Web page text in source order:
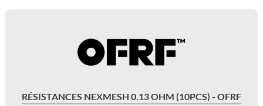
RÉSISTANCES NEXMESH 0.13 OHM (10PCS) - OFRF